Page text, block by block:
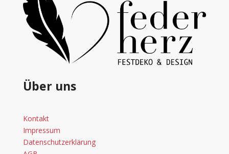
Über uns
Kontakt
Impressum
Datenschutzerklärung